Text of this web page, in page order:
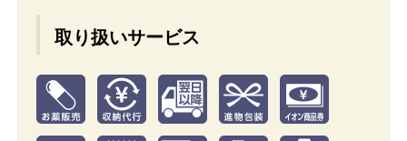
取り扱いサービス